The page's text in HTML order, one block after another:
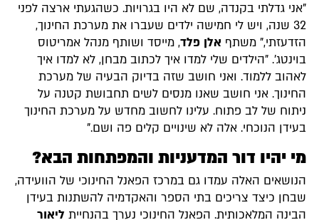
"אני גדלתי בקנדה, שם לא היו בגרויות. כשהגעתי ארצה לפני
32 שנה, ויש לי חמישה ילדים שעברו את מערכת החינוך,
הזדעזתי," משתף אלן פלד, מייסד ושותף מנהל אמריטוס
בוינטג'. "הילדים שלי למדו איך לכתוב מבחן, לא למדו איך
לאהוב ללמוד. ואני חושב שזה בדיוק הבעיה של מערכת
החינוך. אני חושב שאנו מנסים לשים תחבושת קטנה על
ניתוח של לב פתוח. עלינו לחשוב מחדש על מערכת החינוך
בעידן הנוכחי. אלה לא שינויים קלים פה ושם."
מי יהיו דור המדעניות והמפתחות הבא?
הנושאים האלה עמדו גם במרכז הפאנל החינוכי של הוועידה,
שבחן כיצד צריכים בתי הספר והאקדמיה להשתנות בעידן
הבינה המלאכותית. הפאנל החינוכי נערך בהנחיית ליאור